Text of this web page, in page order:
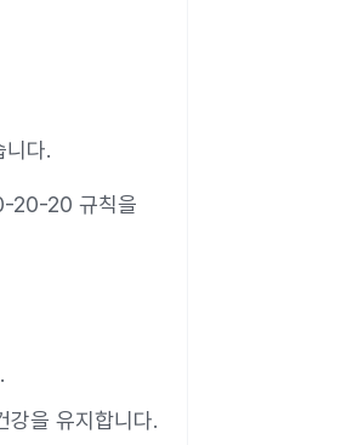
니다.
20-20 규칙을
강을 유지합니다.